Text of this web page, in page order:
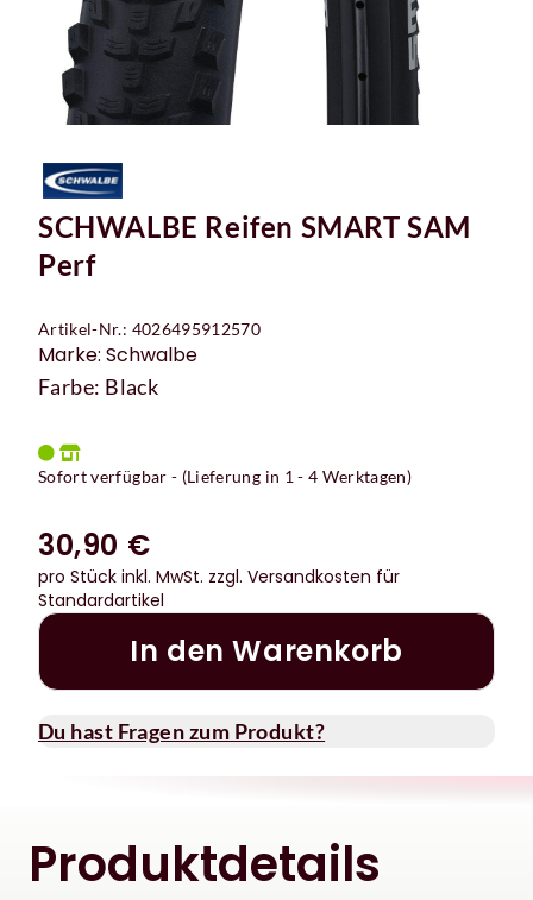
SCHWALBE Reifen SMART SAM
Perf
Artikel-Nr.: 4026495912570
Marke: Schwalbe
Farbe: Black
Sofort verfügbar - (Lieferung in 1 - 4 Werktagen)
30,90 €
pro Stück inkl. MwSt. zzgl. Versandkosten für
Standardartikel
In den Warenkorb
Du hast Fragen zum Produkt?
Produktdetails